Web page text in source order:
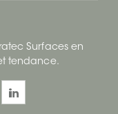
Surfaces en
tendance.